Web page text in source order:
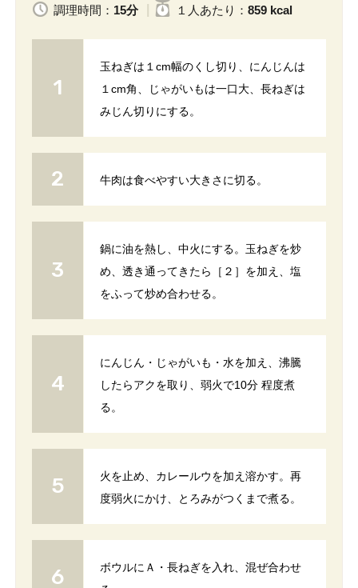
調理時間： 15分 １人 あたり ： 859 kcal
玉ねぎは１cm幅のくし切り、にんじんは
１cm角、じゃがいもは一口大、長ねぎは
みじん切りにする。
牛肉は食べやすい大きさに切る。
鍋に油を熱し、中火にする。玉ねぎを炒
め、透き通ってきたら［２］を加え、塩
をふって炒め合わせる。
にんじん・じゃがいも・水を加え、沸騰
したらアクを取り、弱火で10分 程度煮
る。
火を止め、カレールウを加え溶かす。再
度弱火にかけ、とろみがつくまで煮る。
ボウルにＡ・長ねぎを入れ、混ぜ合わせ